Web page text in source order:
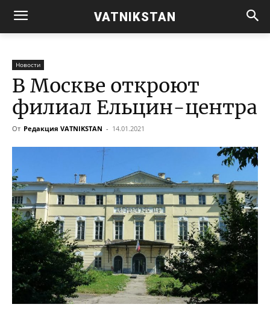
VATNIKSTAN
Новости
В Москве откроют
филиал Ельцин-центра
От Редакция VATNIKSTAN - 14.01.2021